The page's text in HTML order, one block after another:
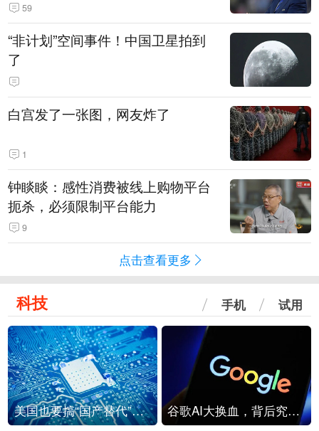
59
“非计划”空间事件！中国卫星拍到
了
白宫发了一张图，网友炸了
1
钟睒睒：感性消费被线上购物平台
扼杀，必须限制平台能力
9
点击查看更多
科技 手机 试用
美国也要搞“国产替代”？先算清三笔账 谷歌AI大换血，背后究竟发生了什么？